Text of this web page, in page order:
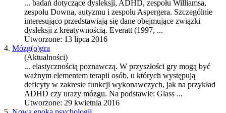
... badań dotyczące dysleksji, ADHD, zespołu Williamsa,
zespołu Downa, autyzmu i zespołu Aspergera. Szczególnie
interesująco przedstawiają się dane obejmujące związki
dysleksji z kreatywnością. Everatt (1997, ...
Utworzone: 13 lipca 2016
4. Mózg(o)gra
(Aktualności)
... elastycznością poznawczą. W przyszłości gry mogą być
ważnym elementem terapii osób, u których występują
deficyty w zakresie funkcji wykonawczych, jak na przykład
ADHD czy urazy mózgu. Na podstawie: Glass ...
Utworzone: 29 kwietnia 2016